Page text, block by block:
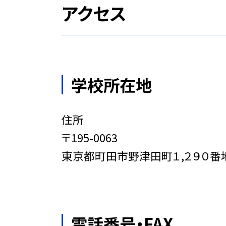
アクセス
学校所在地
住所
〒195-0063
東京都町田市野津田町１,２９０番